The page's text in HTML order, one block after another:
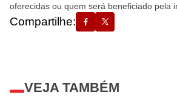
oferecidas ou quem será beneficiado pela
Compartilhe:
VEJA TAMBÉM